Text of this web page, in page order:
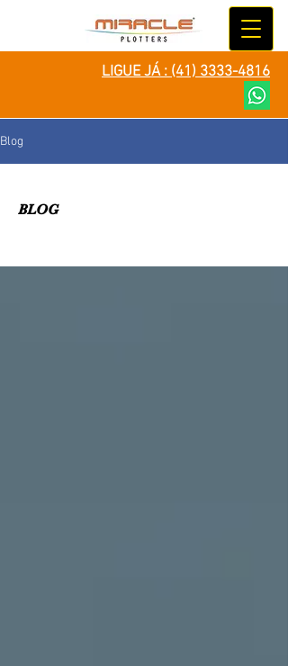
LIGUE JÁ :(41) 3333-4816
Blog
BLOG